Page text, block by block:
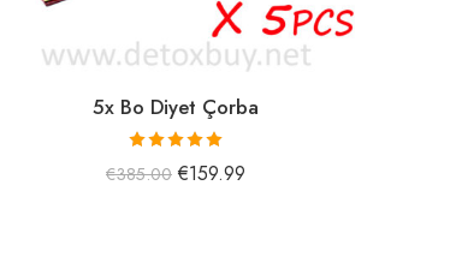
5x Bo Diyet Çorba
5 üzerinden
€385.00 €159.99